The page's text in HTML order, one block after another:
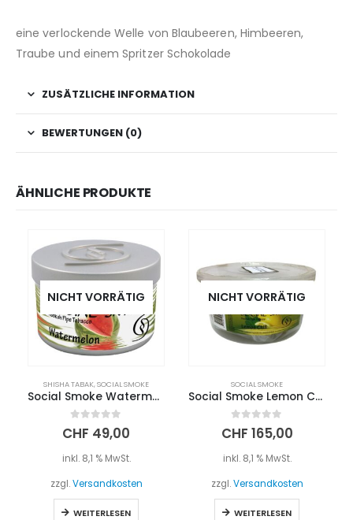
eine verlockende Welle von Blaubeeren, Himbeeren,
Traube und einem Spritzer Schokolade
ZUSÄTZLICHE INFORMATION
BEWERTUNGEN (0)
ÄHNLICHE PRODUKTE
NICHT VORRÄTIG
SHISHA TABAK,SOCIAL SMOKE
Social Smoke Watermelon 250g
0 out of 5
CHF 49,00
inkl. 8,1 % MwSt.
zzgl.Versandkosten
WEITERLESEN
NICHT VORRÄTIG
SOCIAL SMOKE
Social Smoke Lemon Chill 1Kg
0 out of 5
CHF 165,00
inkl. 8,1 % MwSt.
zzgl.Versandkosten
WEITERLESEN